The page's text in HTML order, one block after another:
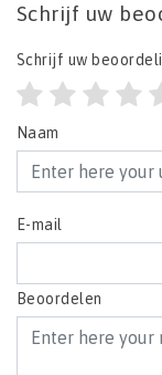
Schrijf uw
Schrijf uw
Naam
E-mail
Beoordelen